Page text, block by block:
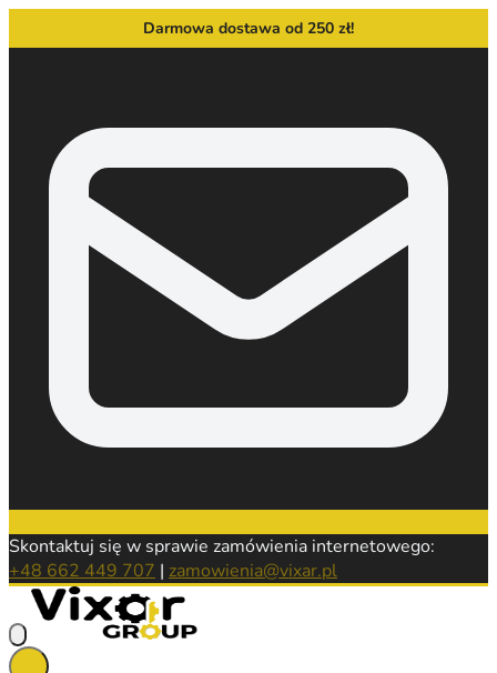
Darmowa dostawa od 250 zł!
Skontaktuj się w sprawie zamówienia internetowego:
+48 662 449 707 | zamowienia@vixar.pl